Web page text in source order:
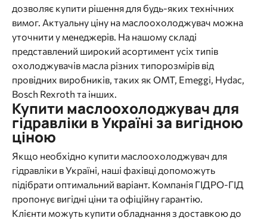
дозволяє купити рішення для будь-яких технічних
вимог. Актуальну ціну на маслоохолоджувач можна
уточнити у менеджерів. На нашому складі
представлений широкий асортимент усіх типів
охолоджувачів масла різних типорозмірів від
провідних виробників, таких як OMT, Emeggi, Hydac,
Bosch Rexroth та інших.
Купити маслоохолоджувач для
гідравліки в Україні за вигідною
ціною
Якщо необхідно купити маслоохолоджувач для
гідравліки в Україні, наші фахівці допоможуть
підібрати оптимальний варіант. Компанія ГІДРО-ГІД
пропонує вигідні ціни та офіційну гарантію.
Клієнти можуть купити обладнання з доставкою до